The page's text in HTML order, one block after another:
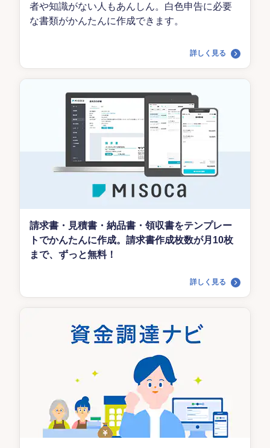
者や知識がない人もあんしん。白色申告に必要
な書類がかんたんに作成できます。
詳しく見る
請求書・見積書・納品書・領収書をテンプレー
トでかんたんに作成。請求書作成枚数が月10枚
まで、ずっと無料！
詳しく見る